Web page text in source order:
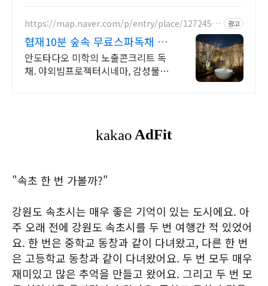
https://map.naver.com/p/entry/place/12724511
광고
협재10분 숲속 무료스파독채 퀸
침대 2개 가족/커플 독채
안도타다오 미학의 노출콘크리트 독
채. 야외빔프로젝터시네마, 감성불멍,
"속초 한 번 가볼까?"
강원도 속초시는 매우 좋은 기억이 있는 도시에요. 아
주 오래 전에 강원도 속초시를 두 번 여행간 적 있었어
요. 한 번은 중학교 동창과 같이 다녀왔고, 다른 한 번
은 고등학교 동창과 같이 다녀왔어요. 두 번 모두 매우
재미있고 많은 추억을 만들고 왔어요. 그리고 두 번 모